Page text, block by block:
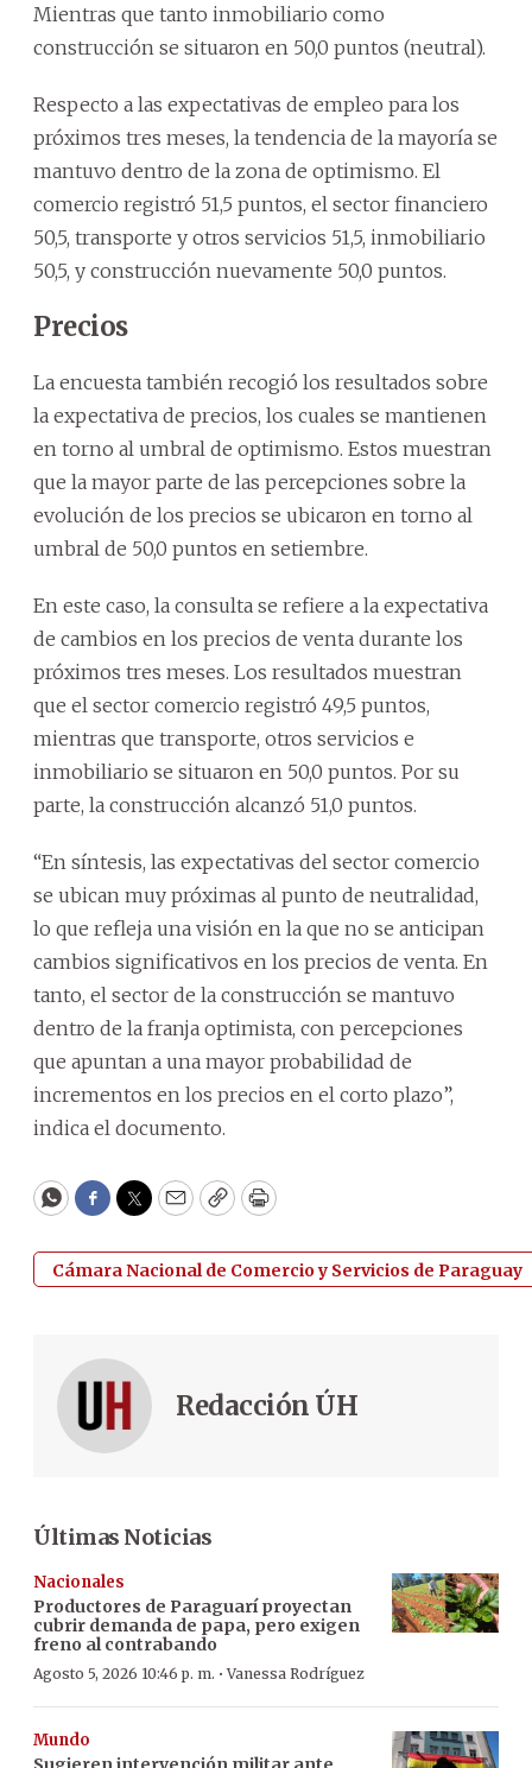
Mientras que tanto inmobiliario como
construcción se situaron en 50,0 puntos (neutral).
Respecto a las expectativas de empleo para los
próximos tres meses, la tendencia de la mayoría se
mantuvo dentro de la zona de optimismo. El
comercio registró 51,5 puntos, el sector financiero
50,5, transporte y otros servicios 51,5, inmobiliario
50,5, y construcción nuevamente 50,0 puntos.
Precios
La encuesta también recogió los resultados sobre
la expectativa de precios, los cuales se mantienen
en torno al umbral de optimismo. Estos muestran
que la mayor parte de las percepciones sobre la
evolución de los precios se ubicaron en torno al
umbral de 50,0 puntos en setiembre.
En este caso, la consulta se refiere a la expectativa
de cambios en los precios de venta durante los
próximos tres meses. Los resultados muestran
que el sector comercio registró 49,5 puntos,
mientras que transporte, otros servicios e
inmobiliario se situaron en 50,0 puntos. Por su
parte, la construcción alcanzó 51,0 puntos.
“En síntesis, las expectativas del sector comercio
se ubican muy próximas al punto de neutralidad,
lo que refleja una visión en la que no se anticipan
cambios significativos en los precios de venta. En
tanto, el sector de la construcción se mantuvo
dentro de la franja optimista, con percepciones
que apuntan a una mayor probabilidad de
incrementos en los precios en el corto plazo”,
indica el documento.
WhatsApp
Facebook
Twitter
EmailCopyPrint
Cámara Nacional de Comercio y Servicios de Paraguay
Redacción ÚH
Últimas Noticias
Nacionales
Productores de Paraguarí proyectan
cubrir demanda de papa, pero exigen
freno al contrabando
Agosto 5, 2026 10:46 p. m. ·Vanessa Rodríguez
Mundo